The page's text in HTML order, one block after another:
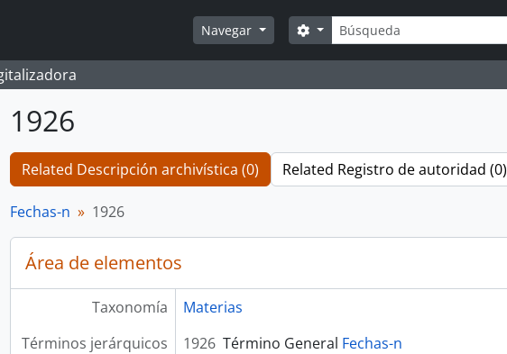
Navegar
Búsqueda
Search options
1926
Related Descripción archivística (0) Related Registro de autoridad (0)
Fechas-n 1926
Área de elementos
Taxonomía
Materias
Términos jerárquicos
1926 Término General Fechas-n